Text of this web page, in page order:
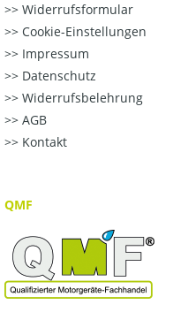
Widerrufsformular
Cookie-Einstellungen
Impressum
Datenschutz
Widerrufsbelehrung
AGB
Kontakt
QMF